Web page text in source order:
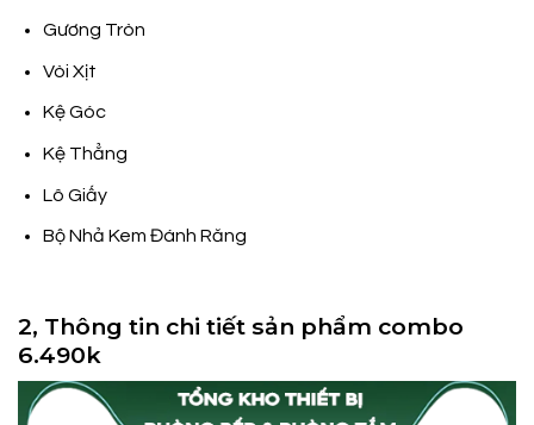
Gương Tròn
Vòi Xịt
Kệ Góc
Kệ Thẳng
Lô Giấy
Bộ Nhả Kem Đánh Răng
2, Thông tin chi tiết sản phẩm combo
6.490k